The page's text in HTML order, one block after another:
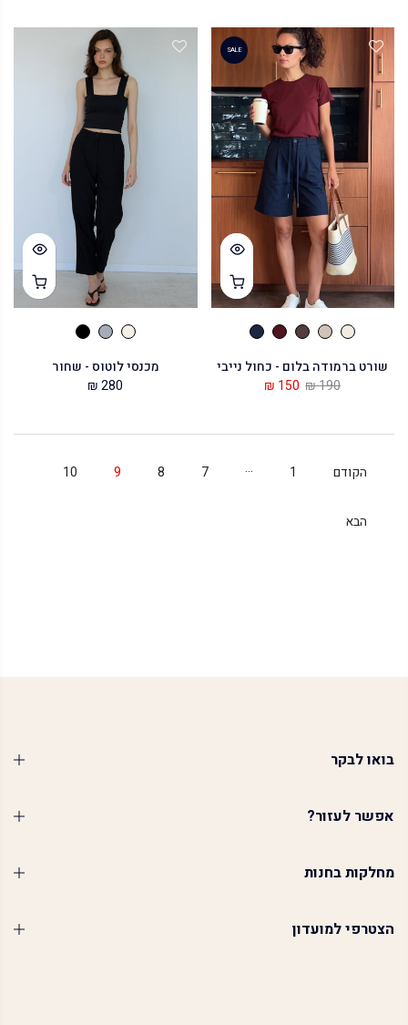
SALE
שורט ברמודה בלום - כחול נייבי
190 ₪
150 ₪
מכנסי לוטוס - שחור
280 ₪
הקודם 1
…
7
8
9
10
הבא
בואו לבקר
אפשר לעזור?
מחלקות בחנות
הצטרפי למועדון